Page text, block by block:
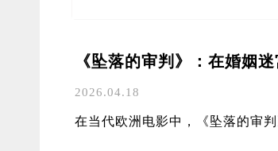
《坠落的审判》：在婚姻
2026.04.18
在当代欧洲电影中，《坠落的审